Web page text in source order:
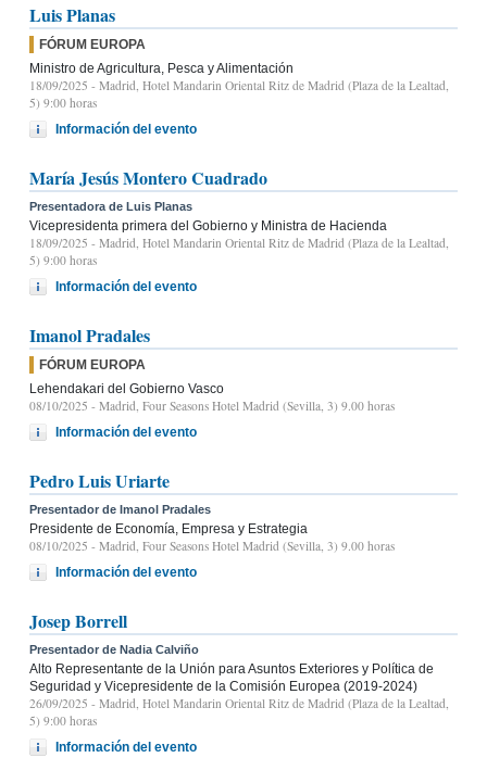
Luis Planas
FÓRUM EUROPA
Ministro de Agricultura, Pesca y Alimentación
18/09/2025 - Madrid, Hotel Mandarin Oriental Ritz de Madrid (Plaza de la Lealtad,
5) 9:00 horas
Información del evento
María Jesús Montero Cuadrado
Presentadora de Luis Planas
Vicepresidenta primera del Gobierno y Ministra de Hacienda
18/09/2025 - Madrid, Hotel Mandarin Oriental Ritz de Madrid (Plaza de la Lealtad,
5) 9:00 horas
Información del evento
Imanol Pradales
FÓRUM EUROPA
Lehendakari del Gobierno Vasco
08/10/2025 - Madrid, Four Seasons Hotel Madrid (Sevilla, 3) 9.00 horas
Información del evento
Pedro Luis Uriarte
Presentador de Imanol Pradales
Presidente de Economía, Empresa y Estrategia
08/10/2025 - Madrid, Four Seasons Hotel Madrid (Sevilla, 3) 9.00 horas
Información del evento
Josep Borrell
Presentador de Nadia Calviño
Alto Representante de la Unión para Asuntos Exteriores y Política de
Seguridad y Vicepresidente de la Comisión Europea (2019-2024)
26/09/2025 - Madrid, Hotel Mandarin Oriental Ritz de Madrid (Plaza de la Lealtad,
5) 9:00 horas
Información del evento